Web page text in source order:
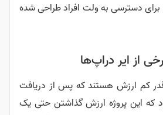
برای دسترسی به ولت افراد طراحی شده
از ایر دراپ‌ها
کم ارزش هستند که پس از دریافت
که این پروژه ارزش گذاشتن حتی یک